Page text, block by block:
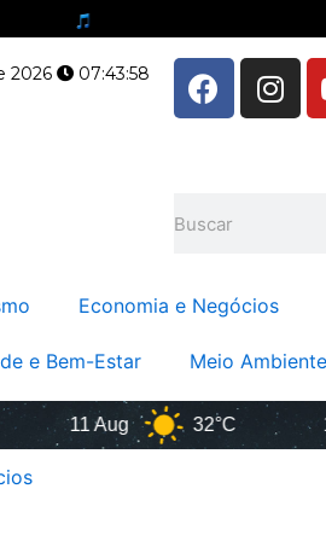
2026 07:43:58
F
a
o
I
n
m
Economia e Negócios
e Bem-Estar Meio
11 Aug 32°C 12